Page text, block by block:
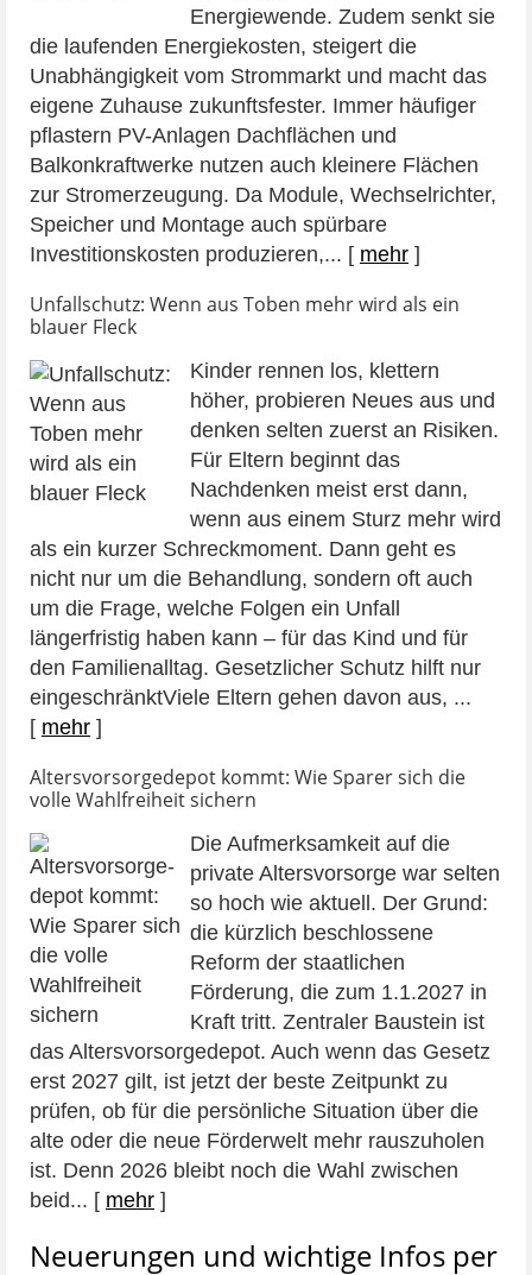
Energiewende. Zudem senkt sie
die laufenden Energiekosten, steigert die
Unabhängigkeit vom Strommarkt und macht das
eigene Zuhause zukunftsfester. Immer häufiger
pflastern PV-Anlagen Dachflächen und
Balkonkraftwerke nutzen auch kleinere Flächen
zur Stromerzeugung. Da Module, Wechselrichter,
Speicher und Montage auch spürbare
Investitionskosten produzieren,... [ mehr ]
Unfallschutz: Wenn aus Toben mehr wird als ein
blauer Fleck
Kinder rennen los, klettern
höher, probieren Neues aus und
denken selten zuerst an Risiken.
Für Eltern beginnt das
Nachdenken meist erst dann,
wenn aus einem Sturz mehr wird
als ein kurzer Schreckmoment. Dann geht es
nicht nur um die Behandlung, sondern oft auch
um die Frage, welche Folgen ein Unfall
längerfristig haben kann – für das Kind und für
den Familienalltag. Gesetzlicher Schutz hilft nur
eingeschränktViele Eltern gehen davon aus, ...
[ mehr ]
Altersvorsorge­depot kommt: Wie Sparer sich die
volle Wahlfreiheit sichern
Die Aufmerksamkeit auf die
private Altersvorsorge war selten
so hoch wie aktuell. Der Grund:
die kürzlich beschlossene
Reform der staatlichen
Förderung, die zum 1.1.2027 in
Kraft tritt. Zentraler Baustein ist
das Altersvorsorgedepot. Auch wenn das Gesetz
erst 2027 gilt, ist jetzt der beste Zeitpunkt zu
prüfen, ob für die persönliche Situation über die
alte oder die neue Förderwelt mehr rauszuholen
ist. Denn 2026 bleibt noch die Wahl zwischen
beid... [ mehr ]
Neuerungen und wichtige Infos per